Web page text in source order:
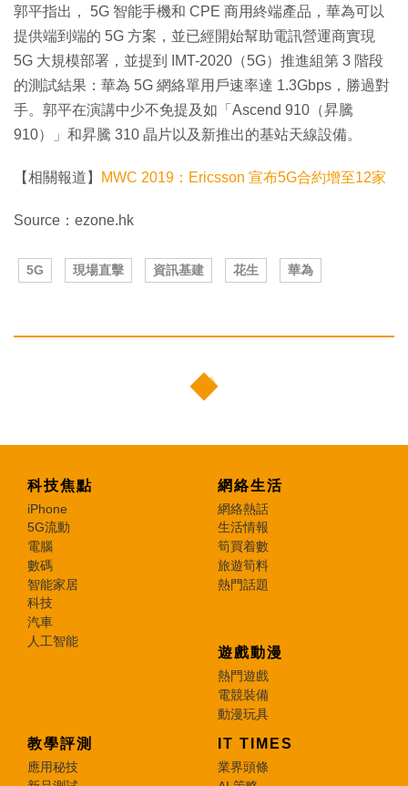
郭平指出， 5G 智能手機和 CPE 商用終端產品，華為可以
提供端到端的 5G 方案，並已經開始幫助電訊營運商實現
5G 大規模部署，並提到 IMT-2020（5G）推進組第 3 階段
的測試結果：華為 5G 網絡單用戶速率達 1.3Gbps，勝過對
手。郭平在演講中少不免提及如「Ascend 910（昇騰
910）」和昇騰 310 晶片以及新推出的基站天線設備。
【相關報道】 MWC 2019：Ericsson 宣布5G合約增至12家
Source：ezone.hk
5G 現場直擊 資訊基建 花生 華為
科技焦點
iPhone
5G流動
電腦
數碼
智能家居
科技
汽車
人工智能
網絡生活
網絡熱話
生活情報
筍買着數
旅遊筍料
熱門話題
遊戲動漫
熱門遊戲
電競裝備
動漫玩具
教學評測
應用秘技
IT TIMES
業界頭條